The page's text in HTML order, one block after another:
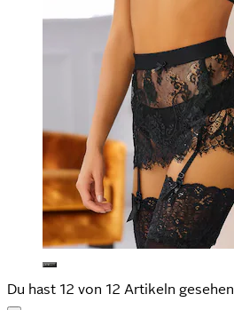
Du hast 12 von 12 Artikeln gesehen